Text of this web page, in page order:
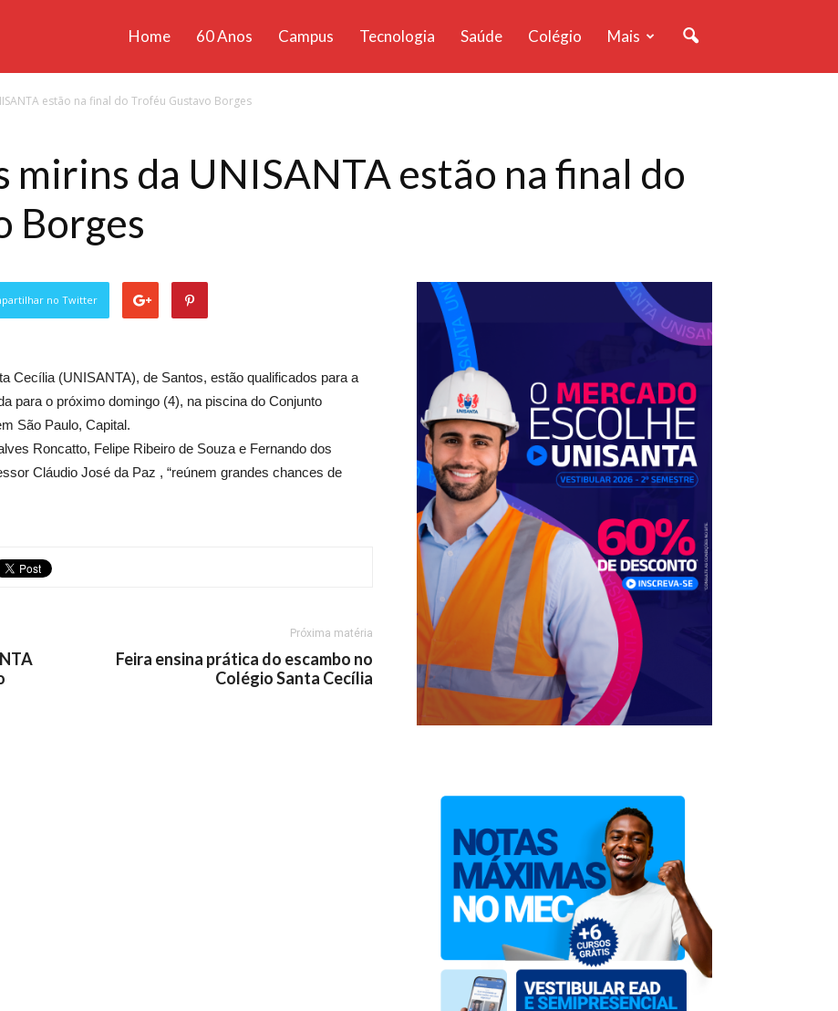
Unisanta
Home 60 Anos Campus Tecnologia Saúde Colégio Mais
estão na final do Troféu Gustavo Borges
mirins da UNISANTA estão na final do
Borges
no Twitter
Cecília (UNISANTA), de Santos, estão qualificados para a
para o próximo domingo (4), na piscina do Conjunto
São Paulo, Capital.
Roncatto, Felipe Ribeiro de Souza e Fernando dos
Cláudio José da Paz , “reúnem grandes chances de
Próxima matéria
Feira ensina prática do escambo no
Colégio Santa Cecília